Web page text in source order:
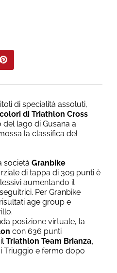
di specialità assoluti,
di Triathlon Cross
lago di Gusana a
la classifica del
società Granbike
di tappa di 309 punti è
aumentando il
Per Granbike
age group e
posizione virtuale, la
con 636 punti
Triathlon Team Brianza,
Triuggio e fermo dopo